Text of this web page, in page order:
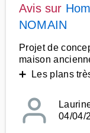
Avis sur
NOMAIN
Projet de
maison
➕ Les plans
04/04/